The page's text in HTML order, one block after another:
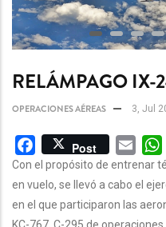
RELÁMPAGO IX-
OPERACIONES AÉREAS 3, Jul
Facebook
Post Email
Con el propósito de entrenar
en vuelo, se llevó a cabo el
en el que participaron las
KC-767, C-295 de